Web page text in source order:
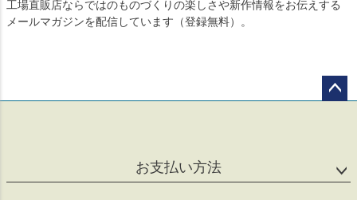
工場直販店ならではのものづくりの楽しさや新作情報をお伝えする
メールマガジンを配信しています（登録無料）。
お支払い方法